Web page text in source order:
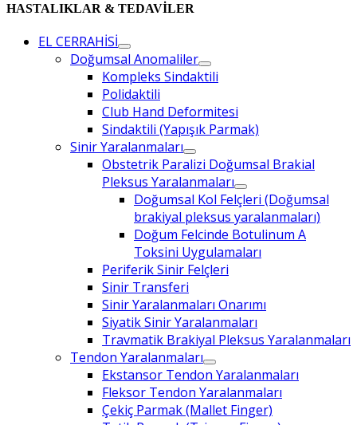
HASTALIKLAR & TEDAVİLER
EL CERRAHİSİ
Doğumsal Anomaliler
Kompleks Sindaktili
Polidaktili
Club Hand Deformitesi
Sindaktili (Yapışık Parmak)
Sinir Yaralanmaları
Obstetrik Paralizi Doğumsal Brakial
Pleksus Yaralanmaları
Doğumsal Kol Felçleri (Doğumsal
brakiyal pleksus yaralanmaları)
Doğum Felcinde Botulinum A
Toksini Uygulamaları
Periferik Sinir Felçleri
Sinir Transferi
Sinir Yaralanmaları Onarımı
Siyatik Sinir Yaralanmaları
Travmatik Brakiyal Pleksus Yaralanmaları
Tendon Yaralanmaları
Ekstansor Tendon Yaralanmaları
Fleksor Tendon Yaralanmaları
Çekiç Parmak (Mallet Finger)